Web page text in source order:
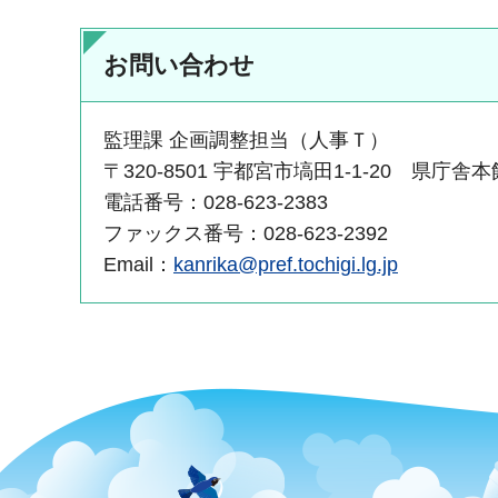
お問い合わせ
監理課 企画調整担当（人事Ｔ）
〒320-8501 宇都宮市塙田1-1-20 県庁舎本
電話番号：028-623-2383
ファックス番号：028-623-2392
Email： kanrika@pref.tochigi.lg.jp